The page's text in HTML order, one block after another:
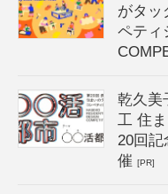
がタッ
ペティ
乾久美
工 住
20回記
催[PR]